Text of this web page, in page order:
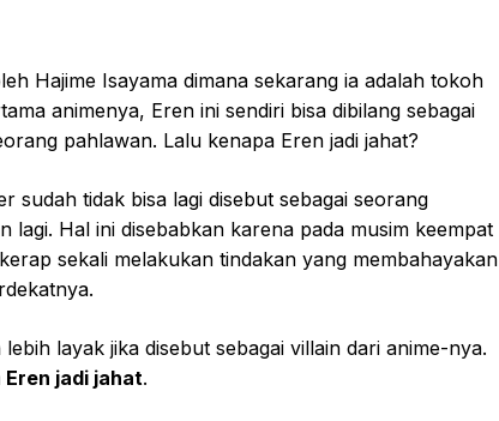
Hajime Isayama dimana sekarang ia adalah tokoh
animenya, Eren ini sendiri bisa dibilang sebagai
pahlawan. Lalu kenapa Eren jadi jahat?
sudah tidak bisa lagi disebut sebagai seorang
lagi. Hal ini disebabkan karena pada musim keempat
sekali melakukan tindakan yang membahayakan
layak jika disebut sebagai villain dari anime-nya.
Eren jadi jahat.